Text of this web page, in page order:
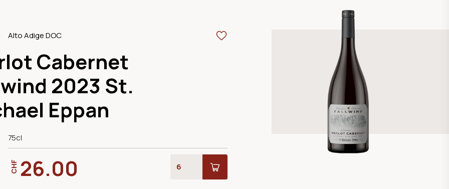
Alto Adige DOC
Cabernet
2023 St.
Eppan
75cl
CHF 26.00